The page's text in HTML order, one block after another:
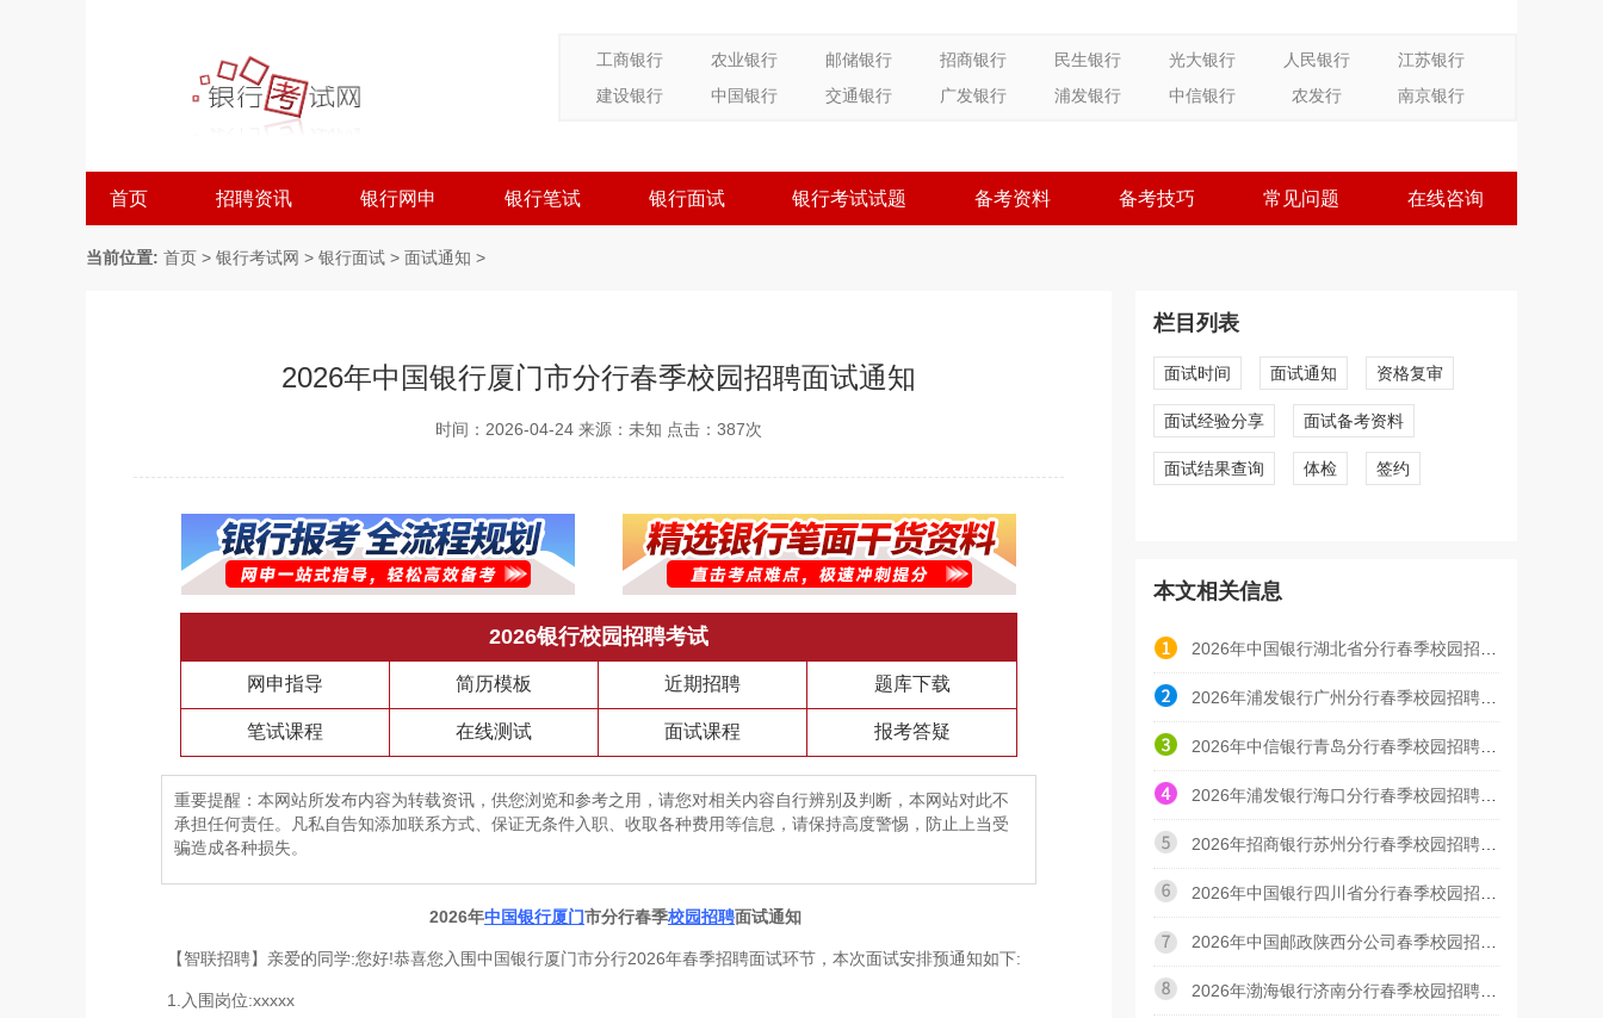
工商银行 农业银行 邮储银行 招商银行 民生银行 光大银行 人民银行
江苏银行
建设银行
中国银行 交通银行 广发银行 浦发银行 中信银行 农发行 南京银行
首页 招聘资讯 银行网申 银行笔试 银行面试 银行考试试题 备考资料 备考技巧 常见问题 在线咨询
当前位置: 首页 > 银行考试网 > 银行面试 > 面试通知 >
2026年中国银行厦门市分行春季校园招聘面试通知
时间：2026-04-24 来源：未知 点击： 387次
2026银行校园招聘考试
网申指导 简历模板 近期招聘 题库下载
笔试课程 在线测试 面试课程 报考答疑
重要提醒：本网站所发布内容为转载资讯，供您浏览和参考之用，请您对相关内容自行辨别及判断，本网站对此不
承担任何责任。凡私自告知添加联系方式、保证无条件入职、收取各种费用等信息，请保持高度警惕，防止上当受
骗造成各种损失。
2026年中国银行厦门市分行春季校园招聘面试通知
【智联招聘】亲爱的同学:您好!恭喜您入围中国银行厦门市分行2026年春季招聘面试环节，本次面试安排预通知如下:
1.入围岗位:xxxxx
栏目列表
面试时间 面试通知 资格复审
面试经验分享 面试备考资料
面试结果查询 体检 签约
本文相关信息